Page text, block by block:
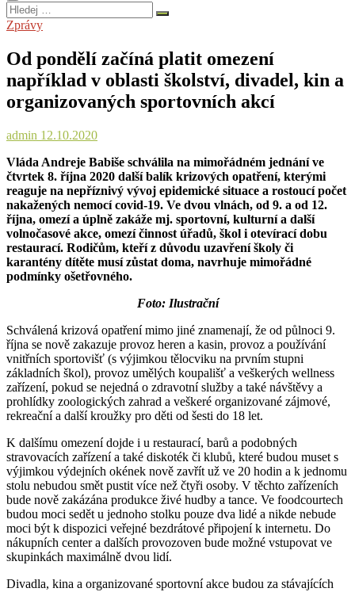
Hledej
…
Zprávy
Od pondělí začíná platit omezení
například v oblasti školství, divadel, kin a
organizovaných sportovních akcí
admin 12.10.2020
Vláda Andreje Babiše schválila na mimořádném jednání ve
čtvrtek 8. října 2020 další balík krizových opatření, kterými
reaguje na nepříznivý vývoj epidemické situace a rostoucí počet
nakažených nemocí covid-19. Ve dvou vlnách, od 9. a od 12.
října, omezí a úplně zakáže mj. sportovní, kulturní a další
volnočasové akce, omezí činnost úřadů, škol i otevírací dobu
restaurací. Rodičům, kteří z důvodu uzavření školy či
karantény dítěte musí zůstat doma, navrhuje mimořádné
podmínky ošetřovného.
Foto: Ilustrační
Schválená krizová opatření mimo jiné znamenají, že od půlnoci 9.
října se nově zakazuje provoz heren a kasin, provoz a používání
vnitřních sportovišť (s výjimkou tělocviku na prvním stupni
základních škol), provoz umělých koupališť a veškerých wellness
zařízení, pokud se nejedná o zdravotní služby a také návštěvy a
prohlídky zoologických zahrad a veškeré organizované zájmové,
rekreační a další kroužky pro děti od šesti do 18 let.
K dalšímu omezení dojde i u restaurací, barů a podobných
stravovacích zařízení a také diskoték či klubů, které budou muset s
výjimkou výdejních okének nově zavřít už ve 20 hodin a k jednomu
stolu nebudou smět pustit více než čtyři osoby. V těchto zařízeních
bude nově zakázána produkce živé hudby a tance. Ve foodcourtech
budou moci sedět u jednoho stolku pouze dva lidé a nikde nebude
moci být k dispozici veřejné bezdrátové připojení k internetu. Do
nákupních center a dalších provozoven bude možné vstupovat ve
skupinkách maximálně dvou lidí.
Divadla, kina a organizované sportovní akce budou za stávajících